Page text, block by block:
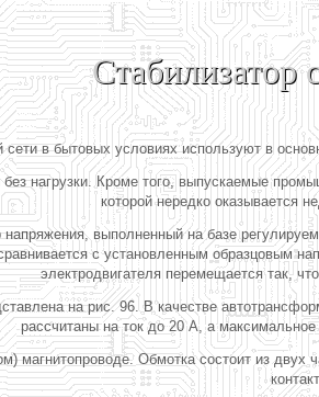
Стабилизатор
в бытовых условиях используют в
нагрузки. Кроме того, выпускаемые
которой нередко оказывается
выполненный на базе
с установленным образцовым
электродвигателя перемещается так,
на рис. 96. В качестве
рассчитаны на ток до 20 А, а
магнитопроводе. Обмотка состоит из